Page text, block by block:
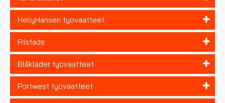
HellyHansen työvaatteet
Fristads
Blåkläder työvaatteet
Portwest työvaatteet